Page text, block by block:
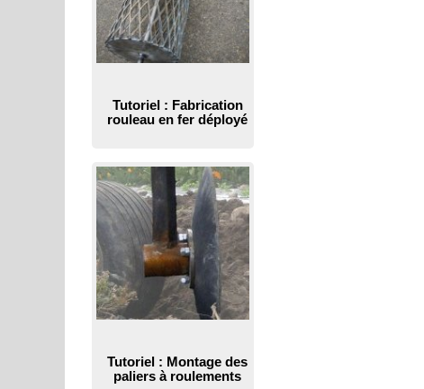
Tutoriel : Fabrication
rouleau en fer déployé
Tutoriel : Montage des
paliers à roulements